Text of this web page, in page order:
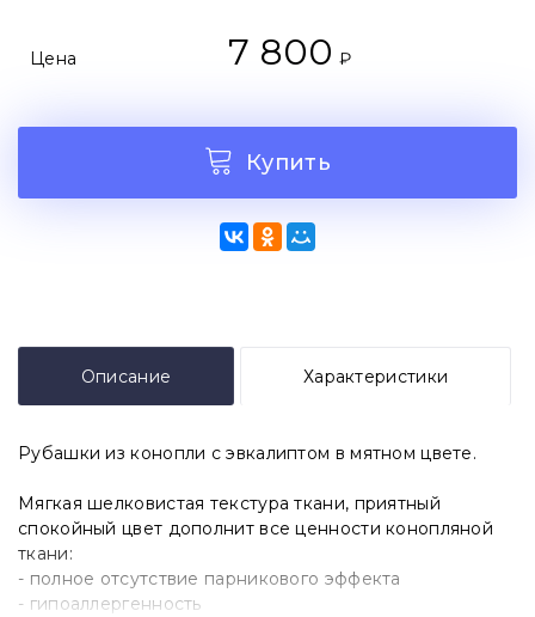
Цена 7 800 ₽
Купить
Описание Характеристики
Рубашки из конопли с эвкалиптом в мятном цвете.
Мягкая шелковистая текстура ткани, приятный
спокойный цвет дополнит все ценности конопляной
ткани:
- полное отсутствие парникового эффекта
- гипоаллергенность